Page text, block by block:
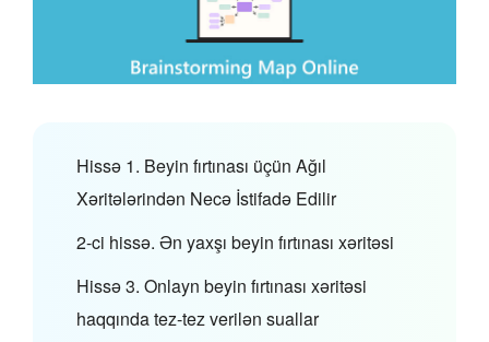
Hissə 1. Beyin fırtınası üçün Ağıl
Xəritələrindən Necə İstifadə Edilir
2-ci hissə. Ən yaxşı beyin fırtınası xəritəsi
Hissə 3. Onlayn beyin fırtınası xəritəsi
haqqında tez-tez verilən suallar